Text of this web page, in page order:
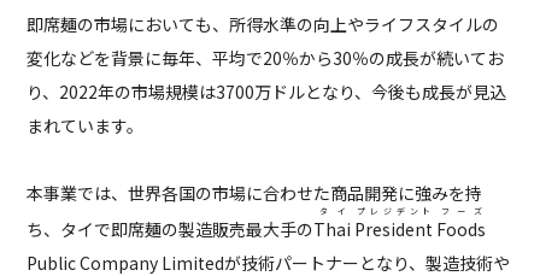
即席麺の市場においても、所得水準の向上やライフスタイルの
変化などを背景に毎年、平均で20％から30％の成長が続いてお
り、2022年の市場規模は3700万ドルとなり、今後も成長が見込
まれています。
本事業では、世界各国の市場に合わせた商品開発に強みを持
ち、タイで即席麺の製造販売最大手のThai
タイ
President
プレジデント
Foods
フーズ
Public Company Limitedが技術パートナーとなり、製造技術や